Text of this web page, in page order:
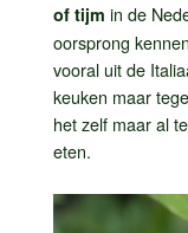
of tijm in de
oorsprong
vooral uit de
keuken maar
het zelf maar al
eten.